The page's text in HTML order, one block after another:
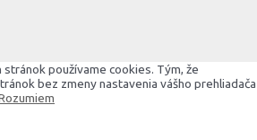
používame cookies. Tým, že
bez zmeny nastavenia vášho prehliadača